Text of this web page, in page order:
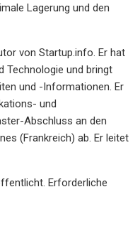
Lagerung und den
von Startup.info. Er hat
Technologie und bringt
und -Informationen. Er
und
Abschluss an den
(Frankreich) ab. Er leitet
Erforderliche